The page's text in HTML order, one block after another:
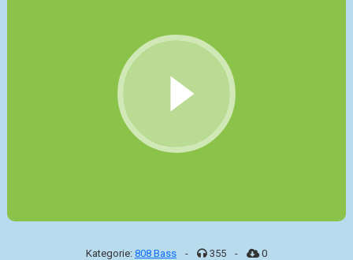
Kategorie: 808 Bass - 355 - 0